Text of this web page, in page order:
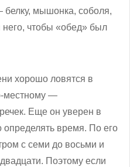
мышонка, соболя,
него, чтобы «обед» был
хорошо ловятся в
местному —
Еще он уверен в
время. По его
с семи до восьми и
Поэтому если